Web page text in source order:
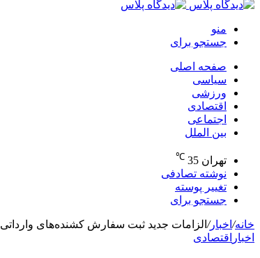
منو
جستجو برای
صفحه اصلی
سیاسی
ورزشی
اقتصادی
اجتماعی
بین الملل
تهران 35
℃
نوشته تصادفی
تغییر پوسته
جستجو برای
خانه/ اخبار/ الزامات جدید ثبت سفارش کشنده‌های وارداتی
اخبار اقتصادی